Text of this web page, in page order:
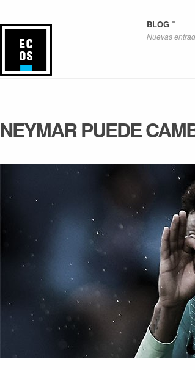
BLOG
Nuevas
NEYMAR PUEDE